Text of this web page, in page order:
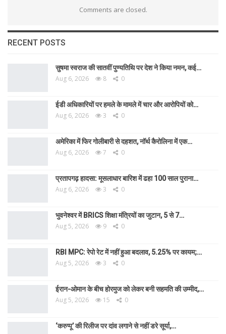
Comments are closed.
RECENT POSTS
सुषमा स्वराज की सातवीं पुण्यतिथि पर देश ने किया नमन, कई…
Aug 6, 2026 8 0
ईडी अधिकारियों पर हमले के मामले में चार और आरोपियों को…
Aug 6, 2026 3 0
अमेरिका में फिर गोलीबारी से दहशत, नॉर्थ कैरोलिना में एक…
Aug 6, 2026 7 0
प्रतापगढ़ हादसा: मूसलाधार बारिश में ढहा 100 साल पुराना…
Aug 6, 2026 3 0
भुवनेश्वर में BRICS शिक्षा मंत्रियों का जुटान, 5 से 7…
Aug 5, 2026 9 0
RBI MPC: रेपो रेट में नहीं हुआ बदलाव, 5.25% पर कायम;…
Aug 5, 2026 3 0
ईरान-ओमान के बीच होरमुज को लेकर बनी सहमति की उम्मीद,…
Aug 5, 2026 15 0
‘करुप्पू’ की रिलीज पर दांव लगाने से नहीं डरे सूर्या,…